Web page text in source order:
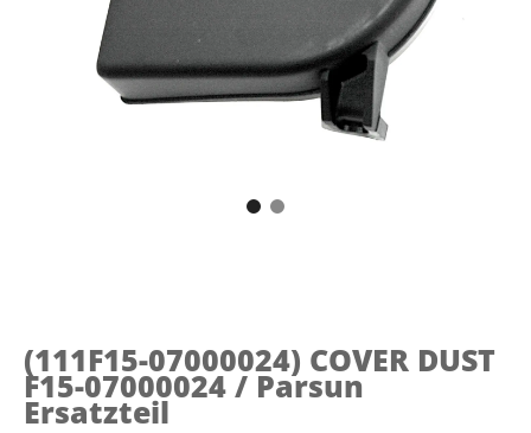
(111F15-07000024) COVER DUST
F15-07000024 / Parsun
Ersatzteil